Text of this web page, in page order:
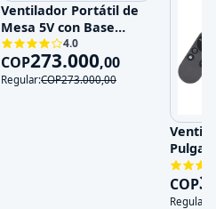
Ventilador Portátil de
Mesa 5V con Base
Magnética y 100
Velocidades
4.0
COP273.000,00
Regular:COP273.000,00
120V
COP
Regular: